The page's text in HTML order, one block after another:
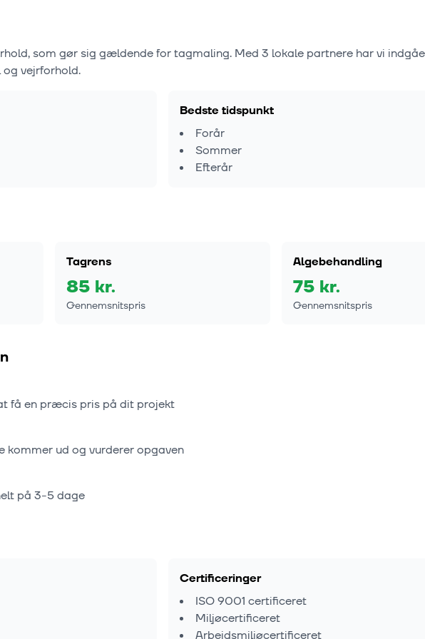
som gør sig gældende for tagmaling. Med 3 lokale partnere har vi
vejrforhold.
Bedste tidspunkt
Forår
Sommer
Efterår
Tagrens
85 kr.
Gennemsnitspris
Algebehandling
75kr.
Gennemsnitspris
få en præcis pris på dit projekt
kommer ud og vurderer opgaven
på 3-5 dage
Certificeringer
ISO 9001 certificeret
Miljøcertificeret
Arbejdsmiljøcertificeret